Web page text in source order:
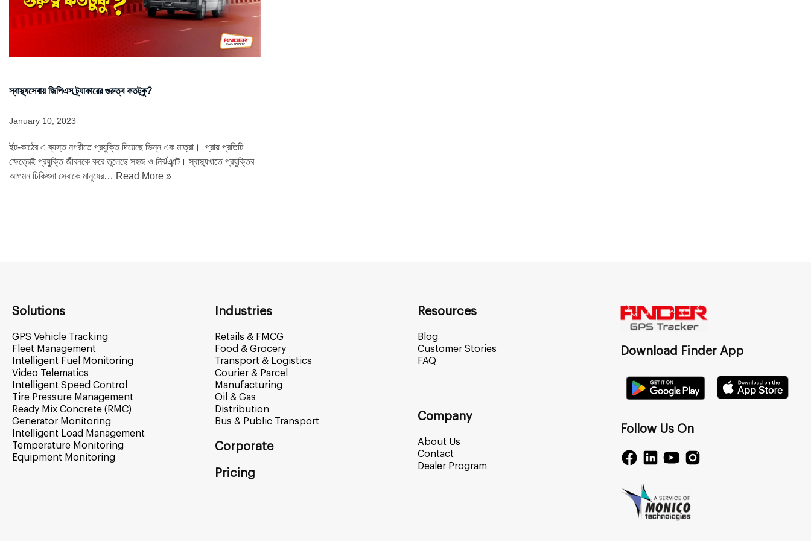
স্বাস্থ্যসেবায় জিপিএস ট্র্যাকারের গুরুত্ব কতটুকু?
January 10, 2023
ইট-কাঠের এ ব্যস্ত নগরীতে প্রযুক্তি দিয়েছে ভিন্ন এক মাত্রা। প্রায় প্রতিটি
ক্ষেত্রেই প্রযুক্তি জীবনকে করে তুলেছে সহজ ও নির্ঝঞ্ঝাট। স্বাস্থ্যখাতে প্রযুক্তির
আগমন চিকিৎসা সেবাকে মানুষের… Read More »
Solutions
GPS Vehicle Tracking
Fleet Management
Intelligent Fuel Monitoring
Video Telematics
Intelligent Speed Control
Tire Pressure Management
Ready Mix Concrete (RMC)
Generator Monitoring
Intelligent Load Management
Temperature Monitoring
Equipment Monitoring
Industries
Retails & FMCG
Food & Grocery
Transport & Logistics
Courier & Parcel
Manufacturing
Oil & Gas
Distribution
Bus & Public Transport
Corporate
Pricing
Resources
Blog
Customer Stories
FAQ
Company
About Us
Contact
Dealer Program
Download Finder App
Follow Us On